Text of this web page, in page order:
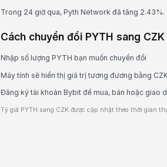
Trong 24 giờ qua, Pyth Network đã tăng 2.43%.
Cách chuyển đổi PYTH sang CZK
Nhập số lượng PYTH bạn muốn chuyển đổi
Máy tính sẽ hiển thị giá trị tương đương bằng
Đăng ký tài khoản Bybit để mua, bán hoặc giao
Tỷ giá PYTH sang CZK được cập nhật theo thời gian